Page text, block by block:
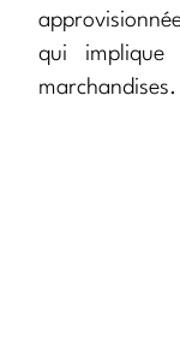
qui implique
marchandises.